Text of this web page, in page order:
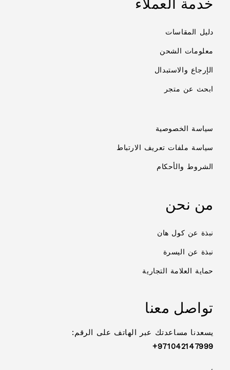
خدمة العملاء
دليل المقاسات
معلومات الشحن
الإرجاع والاستبدال
ابحث عن متجر
سياسة الخصوصية
سياسة ملفات تعريف الارتباط
الشروط والأحكام
من نحن
نبذة عن كول هان
نبذة عن اليسرة
حماية العلامة التجارية
تواصل معنا
يسعدنا مساعدتك عبر الهاتف على الرقم:
971042147999+